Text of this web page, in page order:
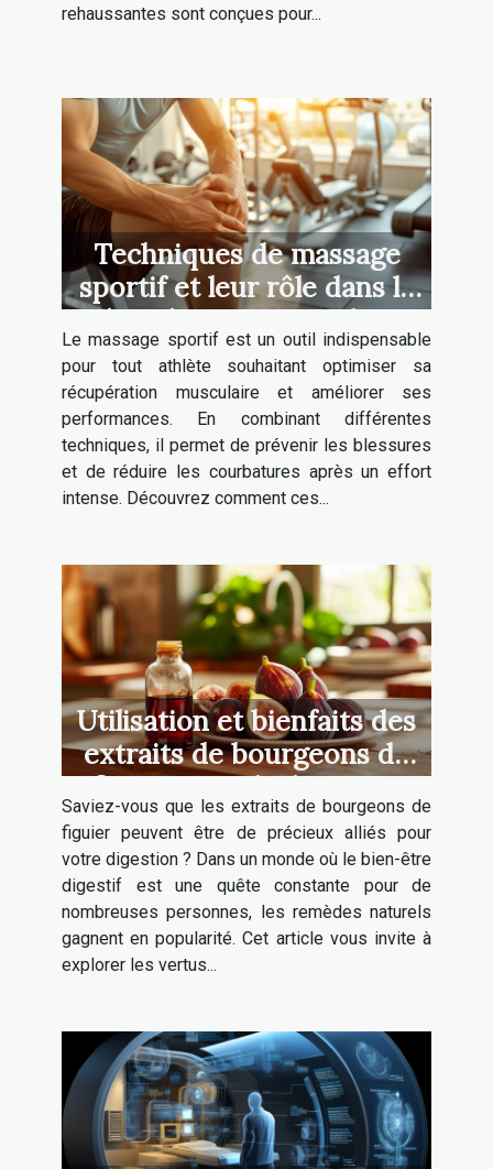
rehaussantes sont conçues pour...
Techniques de massage
sportif et leur rôle dans la
récupération musculaire
Le massage sportif est un outil indispensable
pour tout athlète souhaitant optimiser sa
récupération musculaire et améliorer ses
performances. En combinant différentes
techniques, il permet de prévenir les blessures
et de réduire les courbatures après un effort
intense. Découvrez comment ces...
Utilisation et bienfaits des
extraits de bourgeons de
figuier pour la digestion
Saviez-vous que les extraits de bourgeons de
figuier peuvent être de précieux alliés pour
votre digestion ? Dans un monde où le bien-être
digestif est une quête constante pour de
nombreuses personnes, les remèdes naturels
gagnent en popularité. Cet article vous invite à
explorer les vertus...